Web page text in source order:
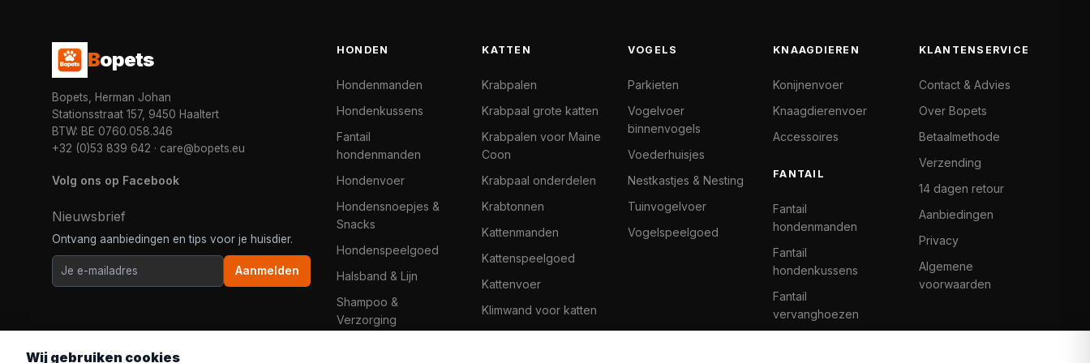
Bopets
Bopets, Herman Johan
Stationsstraat 157, 9450 Haaltert
BTW: BE 0760.058.346
+32 (0)53 839 642 · care@bopets.eu
Volg ons op Facebook
Nieuwsbrief
Ontvang aanbiedingen en tips voor je huisdier.
Aanmelden
HONDEN
Hondenmanden
Hondenkussens
Fantail
hondenmanden
Hondenvoer
Hondensnoepjes &
Snacks
Hondenspeelgoed
Halsband & Lijn
Shampoo &
Verzorging
KATTEN
Krabpalen
Krabpaal grote katten
Krabpalen voor Maine
Coon
Krabpaal onderdelen
Krabtonnen
Kattenmanden
Kattenspeelgoed
Kattenvoer
Klimwand voor katten
VOGELS
Parkieten
Vogelvoer
binnenvogels
Voederhuisjes
Nestkastjes & Nesting
Tuinvogelvoer
Vogelspeelgoed
KNAAGDIEREN
Konijnenvoer
Knaagdierenvoer
Accessoires
FANTAIL
Fantail
hondenmanden
Fantail
hondenkussens
Fantail
vervanghoezen
KLANTENSERVICE
Contact & Advies
Over Bopets
Betaalmethode
Verzending
14 dagen retour
Aanbiedingen
Privacy
Algemene
voorwaarden
Wij gebruiken cookies